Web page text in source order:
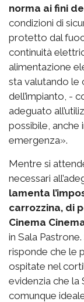
norma ai fini
condizioni di
protetto dal
continuità
alimentazione
sta valutando le
dell’impianto, -
adeguato
possibile, anche
emergenza».
Mentre si
necessari
lamenta
carrozzina, di
Cinema
in Sala
risponde che le
ospitate nel
evidenzia che la
comunque